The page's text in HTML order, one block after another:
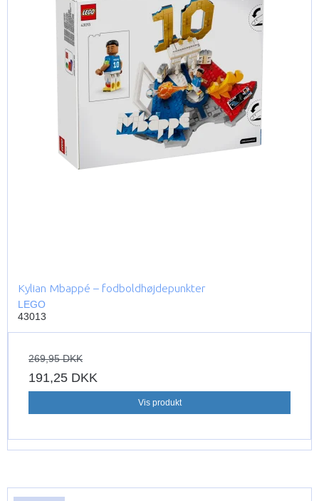
Kylian Mbappé – fodboldhøjdepunkter
LEGO
43013
269,95 DKK
191,25 DKK
Vis produkt